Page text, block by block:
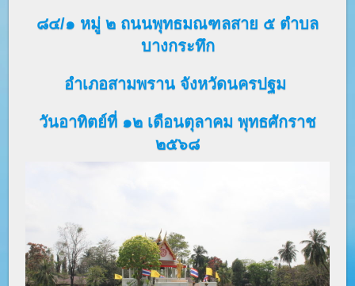
๘๔/๑ หมู่ ๒ ถนนพุทธมณฑลสาย ๕ ตำบล
บางกระทึก
อำเภอสามพราน จังหวัดนครปฐม
วันอาทิตย์ที่ ๑๒ เดือนตุลาคม พุทธศักราช
๒๕๖๘